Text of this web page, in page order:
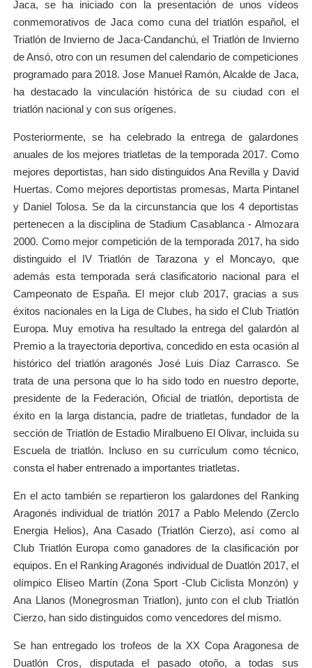
Jaca, se ha iniciado con la presentación de unos vídeos
conmemorativos de Jaca como cuna del triatlón español, el
Triatlón de Invierno de Jaca-Candanchú, el Triatlón de Invierno
de Ansó, otro con un resumen del calendario de competiciones
programado para 2018. Jose Manuel Ramón, Alcalde de Jaca,
ha destacado la vinculación histórica de su ciudad con el
triatlón nacional y con sus orígenes.
Posteriormente, se ha celebrado la entrega de galardones
anuales de los mejores triatletas de la temporada 2017. Como
mejores deportistas, han sido distinguidos Ana Revilla y David
Huertas. Como mejores deportistas promesas, Marta Pintanel
y Daniel Tolosa. Se da la circunstancia que los 4 deportistas
pertenecen a la disciplina de Stadium Casablanca - Almozara
2000. Como mejor competición de la temporada 2017, ha sido
distinguido el IV Triatlón de Tarazona y el Moncayo, que
además esta temporada será clasificatorio nacional para el
Campeonato de España. El mejor club 2017, gracias a sus
éxitos nacionales en la Liga de Clubes, ha sido el Club Triatlón
Europa. Muy emotiva ha resultado la entrega del galardón al
Premio a la trayectoria deportiva, concedido en esta ocasión al
histórico del triatlón aragonés José Luis Díaz Carrasco. Se
trata de una persona que lo ha sido todo en nuestro deporte,
presidente de la Federación, Oficial de triatlón, deportista de
éxito en la larga distancia, padre de triatletas, fundador de la
sección de Triatlón de Estadio Miralbueno El Olivar, incluida su
Escuela de triatlón. Incluso en su currículum como técnico,
consta el haber entrenado a importantes triatletas.
En el acto también se repartieron los galardones del Ranking
Aragonés individual de triatlón 2017 a Pablo Melendo (Zerclo
Energia Helios), Ana Casado (Triatlón Cierzo), así como al
Club Triatlón Europa como ganadores de la clasificación por
equipos. En el Ranking Aragonés individual de Duatlón 2017, el
olímpico Eliseo Martín (Zona Sport -Club Ciclista Monzón) y
Ana Llanos (Monegrosman Triatlon), junto con el club Triatlón
Cierzo, han sido distinguidos como vencedores del mismo.
Se han entregado los trofeos de la XX Copa Aragonesa de
Duatlón Cros, disputada el pasado otoño, a todas sus